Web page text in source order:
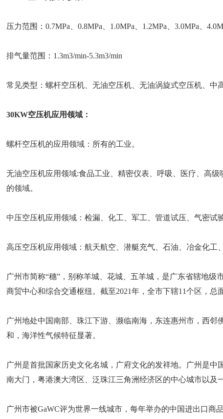
压力范围：0.7MPa、0.8MPa、1.0MPa、1.2MPa、3.0MPa、
排气量范围：1.3m3/min-5.3m3/min
常见类型：螺杆空压机、无油空压机、无油涡旋式空压机、中
30KW空压机应用领域：
螺杆空压机的应用领域：所有的工业。
无油空压机应用领域:食品工业、精密仪表、呼吸、医疗、高
的领域。
中压空压机应用领域：检漏、化工、军工、管道试压、气密试
高压空压机应用领域：航天航空、潜艇充气、石油、冶金化工
广州市简称“穗”，别称羊城、花城、五羊城，是广东省辖地
商贸中心和综合交通枢纽。截至2021年，全市下辖11个区，总
广州地处中国南部、珠江下游、濒临南海，东连惠州市，西
和，海洋性气候特征显著。
广州是首批国家历史文化名城，广府文化的发祥地。广州是
南大门，粤港澳大湾区、泛珠江三角洲经济区的中心城市以及
广州市被GaWC评为世界一线城市，每年举办的中国进出口商